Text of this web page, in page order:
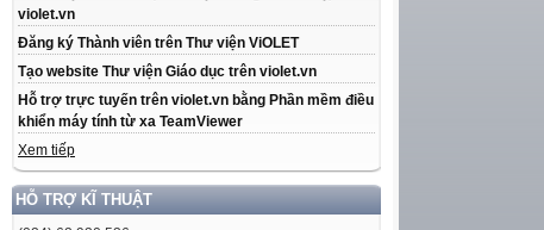
violet.vn
Đăng ký Thành viên trên Thư viện ViOLET
Tạo website Thư viện Giáo dục trên violet.vn
Hỗ trợ trực tuyến trên violet.vn bằng Phần mềm điều
khiển máy tính từ xa TeamViewer
Xem tiếp
HỖ TRỢ KĨ THUẬT